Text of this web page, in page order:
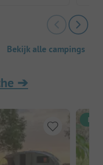
Bekijk alle campings
➔